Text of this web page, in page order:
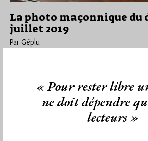
La photo maçonnique du
juillet 2019
Par Géplu
: . Sur la plateau du VM de la…
« Pour rester libre
ne doit dépendre
lecteurs »